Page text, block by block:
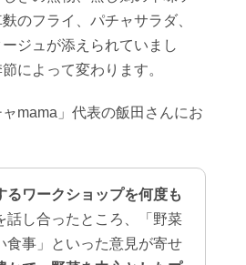
のフライ、パチャサラダ、
ジュが添えられていまし
によって変わります。
mama」代表の飯田さんにお
るワークショップを何度も
話し合ったところ、「野菜
食事」といった意見が寄せ